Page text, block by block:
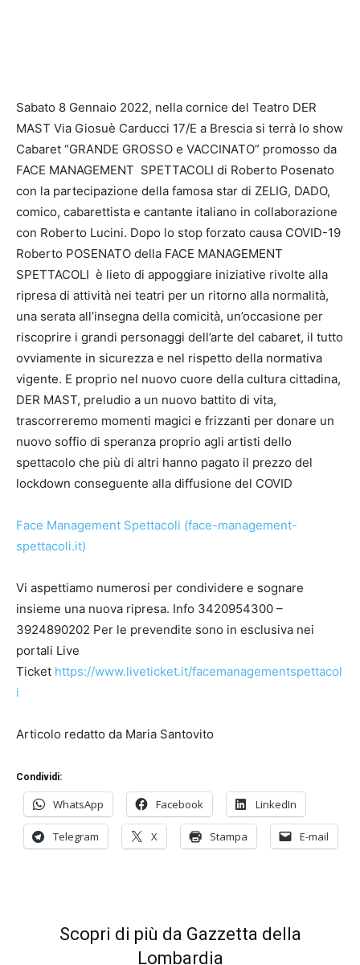
Sabato 8 Gennaio 2022, nella cornice del Teatro DER
MAST Via Giosuè Carducci 17/E a Brescia si terrà lo show
Cabaret “GRANDE GROSSO e VACCINATO” promosso da
FACE MANAGEMENT SPETTACOLI di Roberto Posenato
con la partecipazione della famosa star di ZELIG, DADO,
comico, cabarettista e cantante italiano in collaborazione
con Roberto Lucini. Dopo lo stop forzato causa COVID-19
Roberto POSENATO della FACE MANAGEMENT
SPETTACOLI è lieto di appoggiare iniziative rivolte alla
ripresa di attività nei teatri per un ritorno alla normalità,
una serata all’insegna della comicità, un’occasione per
riscoprire i grandi personaggi dell’arte del cabaret, il tutto
ovviamente in sicurezza e nel rispetto della normativa
vigente. E proprio nel nuovo cuore della cultura cittadina,
DER MAST, preludio a un nuovo battito di vita,
trascorreremo momenti magici e frizzanti per donare un
nuovo soffio di speranza proprio agli artisti dello
spettacolo che più di altri hanno pagato il prezzo del
lockdown conseguente alla diffusione del COVID
Face Management Spettacoli (face-management-
spettacoli.it)
Vi aspettiamo numerosi per condividere e sognare
insieme una nuova ripresa. Info 3420954300 –
3924890202 Per le prevendite sono in esclusiva nei
portali Live
Ticket https://www.liveticket.it/facemanagementspettacol
i
Articolo redatto da Maria Santovito
Condividi:
WhatsApp Facebook LinkedIn
Telegram X Stampa E-mail
Scopri di più da Gazzetta della
Lombardia